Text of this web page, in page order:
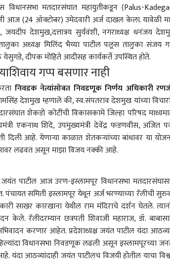
मतदारसंघात महायुतीकडून (Palus-
आज (24 ऑक्टोबर) उमेदवारी अर्ज दाखल केला. यावेळी
देशमुख,दत्तात्रय सुर्यवंशी, नगराध्यक्ष धनंजय
अध्यक्ष मिलिंद भैय्या पाटील पलूस तालुका संजय
दीपक मोहिते आदीसह कार्यकर्ते उपस्थित होते.
गप्प बसणार नाही
निवडक नेत्यांसोबत निवडणूक निर्णय अधिकारी
देशमुख म्हणाले की, स्व.संपतराव देशमुख यांच्या
शेकडो कोटींची विकासकामे जिल्हा परिषद
एकनाथ शिंदे, उपमुख्यमंत्री देवेंद्र फडणवीस, अजित
दिली आहे. येणाऱ्या काळात शेतकऱ्यांच्या बांधावर या
लढवत असून माझा विजय नक्की आहे.
जयंत पाटील आज उरण-इस्लामपूर विधानसभा
समिती इस्लामपूर येथून अर्ज भरण्याच्या रॅलीची
साखर कारखाना येथील राम मंदिराचे दर्शन घेतले.
केले. रॅलीदरम्यान छत्रपती शिवाजी महाराज, डॉ.
करणार आहेत. प्रदेशाध्यक्ष जयंत पाटील यंदा
विधानसभा निवडणूक लढली असून इस्लामपूरच्या
यंदा आठव्यांदाही जयंत पाटीलच विजयी होतील याचा
रील्स
राजकारण
हॉटेलमधील वेटरने बिअर आणू
का म्हणताच तुकाराम मुंढे
संतापले; FDA आयुक्तांनी
भारत
Video: राहुल गांधींनी
रिलमधून Gen Z ला फिटनेस
मंत्रा सांगितला, बाॅलिवूड
राजकारण राजकारण